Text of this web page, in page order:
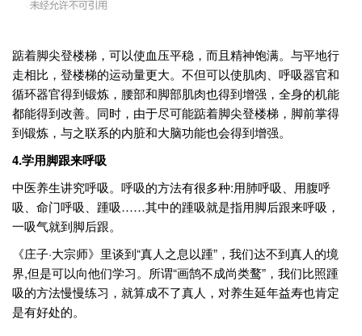
踮着脚尖登楼梯，可以使血压平稳，而且精神饱满。与平地行
走相比，登楼梯的运动量更大。不但可以使肌肉、呼吸器官和
循环器官得到锻炼，腰部和脚部肌肉也得到增强，全身的机能
都能得到改善。同时，由于尽可能踮着脚尖登楼梯，脚前掌得
到锻炼，与之联系的内脏和大脑功能也会得到增强。
4.学用脚跟来呼吸
中医养生讲究呼吸。呼吸的方法有很多种:用肺呼吸、用腹呼
吸、命门呼吸、踵吸……其中的踵吸就是指用脚后跟来呼吸，
一吸气就到脚后跟。
《庄子·大宗师》里谈到“真人之息以踵”，我们达不到真人的境
界,但是可以向他们学习。所谓“画鹄不成尚类鹜”，我们比照踵
吸的方法慢慢练习，就算成不了真人，对养生延年益寿也肯定
是有好处的。